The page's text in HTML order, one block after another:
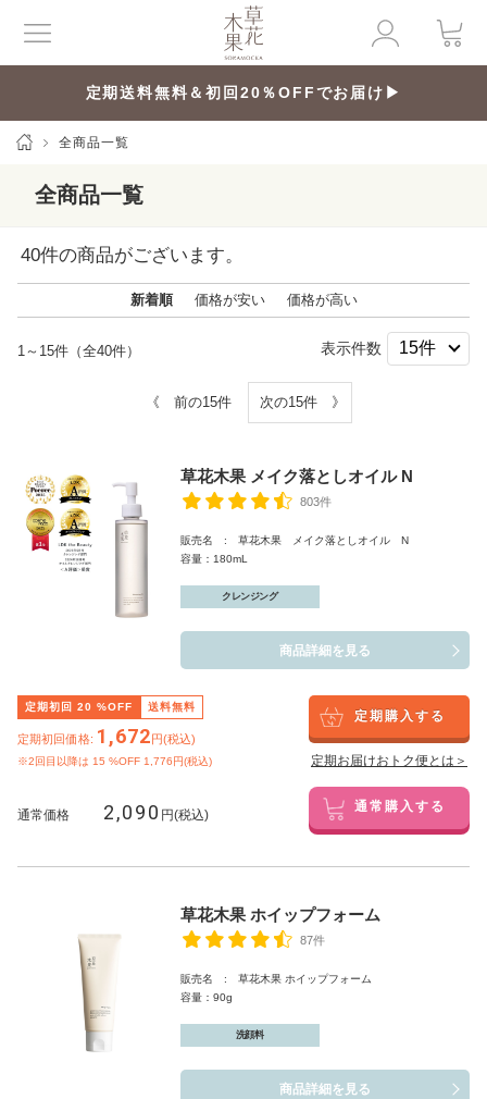
定期送料無料＆初回20％OFFでお届け▶
全商品一覧
全商品一覧
40件の商品がございます。
新着順 価格が安い 価格が高い
1～15件（全40件） 表示件数
《 前の15件 次の15件 》
草花木果 メイク落としオイル N
803件
販売名 : 草花木果 メイク落としオイル N
容量：180mL
クレンジング
商品詳細を見る
定期初回 20 %OFF 送料無料
定期初回価格: 1,672円(税込)
※2回目以降は 15 %OFF 1,776円(税込)
定期購入する
定期お届けおトク便とは＞
通常価格 2,090 円(税込) 通常購入する
草花木果 ホイップフォーム
87件
販売名 : 草花木果 ホイップフォーム
容量：90g
洗顔料
商品詳細を見る